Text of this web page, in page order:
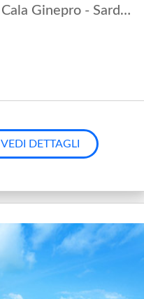
SARDEGNA Veraclub Cala Ginepro - Sardegna Cala Ginepro
VEDI DETTAGLI